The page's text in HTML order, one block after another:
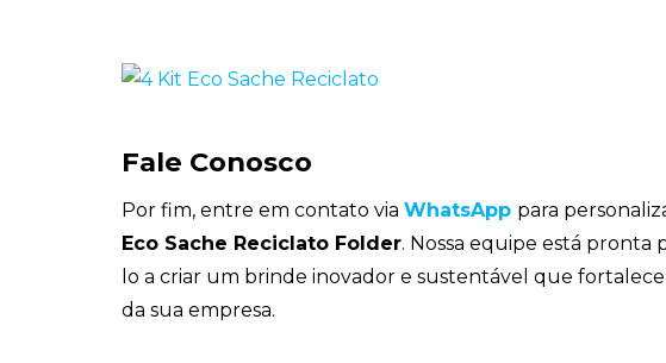
Fale Conosco
Por fim, entre em contato via WhatsApp para
Eco Sache Reciclato Folder. Nossa equipe está pronta
lo a criar um brinde inovador e sustentável que
da sua empresa.